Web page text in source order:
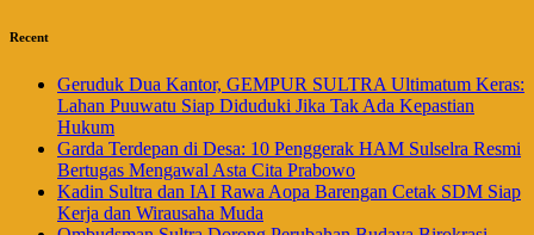
Recent
Geruduk Dua Kantor, GEMPUR SULTRA Ultimatum Keras:
Lahan Puuwatu Siap Diduduki Jika Tak Ada Kepastian
Hukum
Garda Terdepan di Desa: 10 Penggerak HAM Sulselra Resmi
Bertugas Mengawal Asta Cita Prabowo
Kadin Sultra dan IAI Rawa Aopa Barengan Cetak SDM Siap
Kerja dan Wirausaha Muda